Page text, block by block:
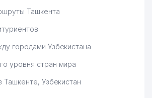
Ташкента
городами Узбекистана
уровня стран мира
Ташкенте, Узбекистан